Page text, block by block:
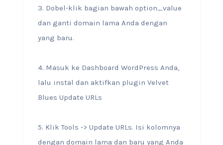
3. Dobel-klik bagian bawah option_value
dan ganti domain lama Anda dengan
yang baru.
4. Masuk ke Dashboard WordPress Anda,
lalu instal dan aktifkan plugin Velvet
Blues Update URLs
5. Klik Tools -> Update URLs. Isi kolomnya
dengan domain lama dan baru yang Anda